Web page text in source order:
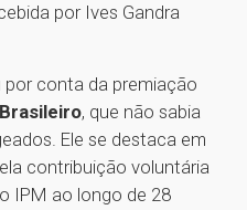
por Ives Gandra
conta da premiação
, que não sabia
Ele se destaca em
contribuição voluntária
IPM ao longo de 28